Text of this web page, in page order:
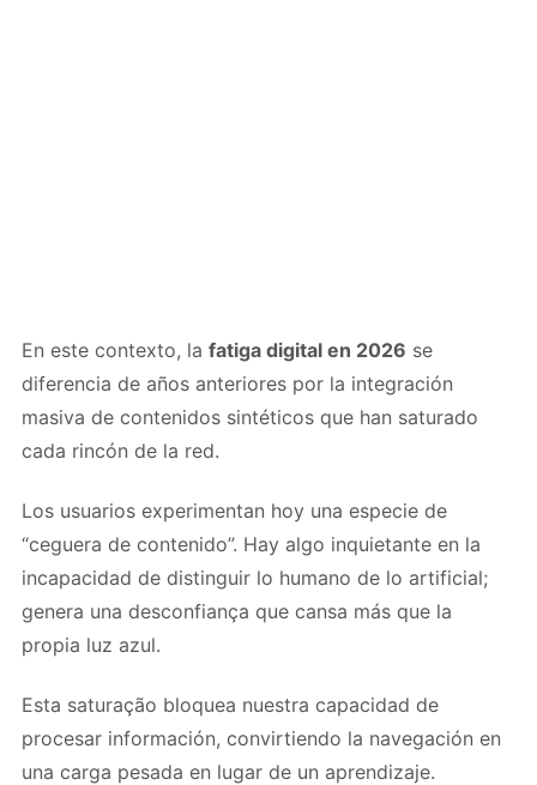
En este contexto, la fatiga digital en 2026 se
diferencia de años anteriores por la integración
masiva de contenidos sintéticos que han saturado
cada rincón de la red.
Los usuarios experimentan hoy una especie de
“ceguera de contenido”. Hay algo inquietante en la
incapacidad de distinguir lo humano de lo artificial;
genera una desconfiança que cansa más que la
propia luz azul.
Esta saturação bloquea nuestra capacidad de
procesar información, convirtiendo la navegación en
una carga pesada en lugar de un aprendizaje.